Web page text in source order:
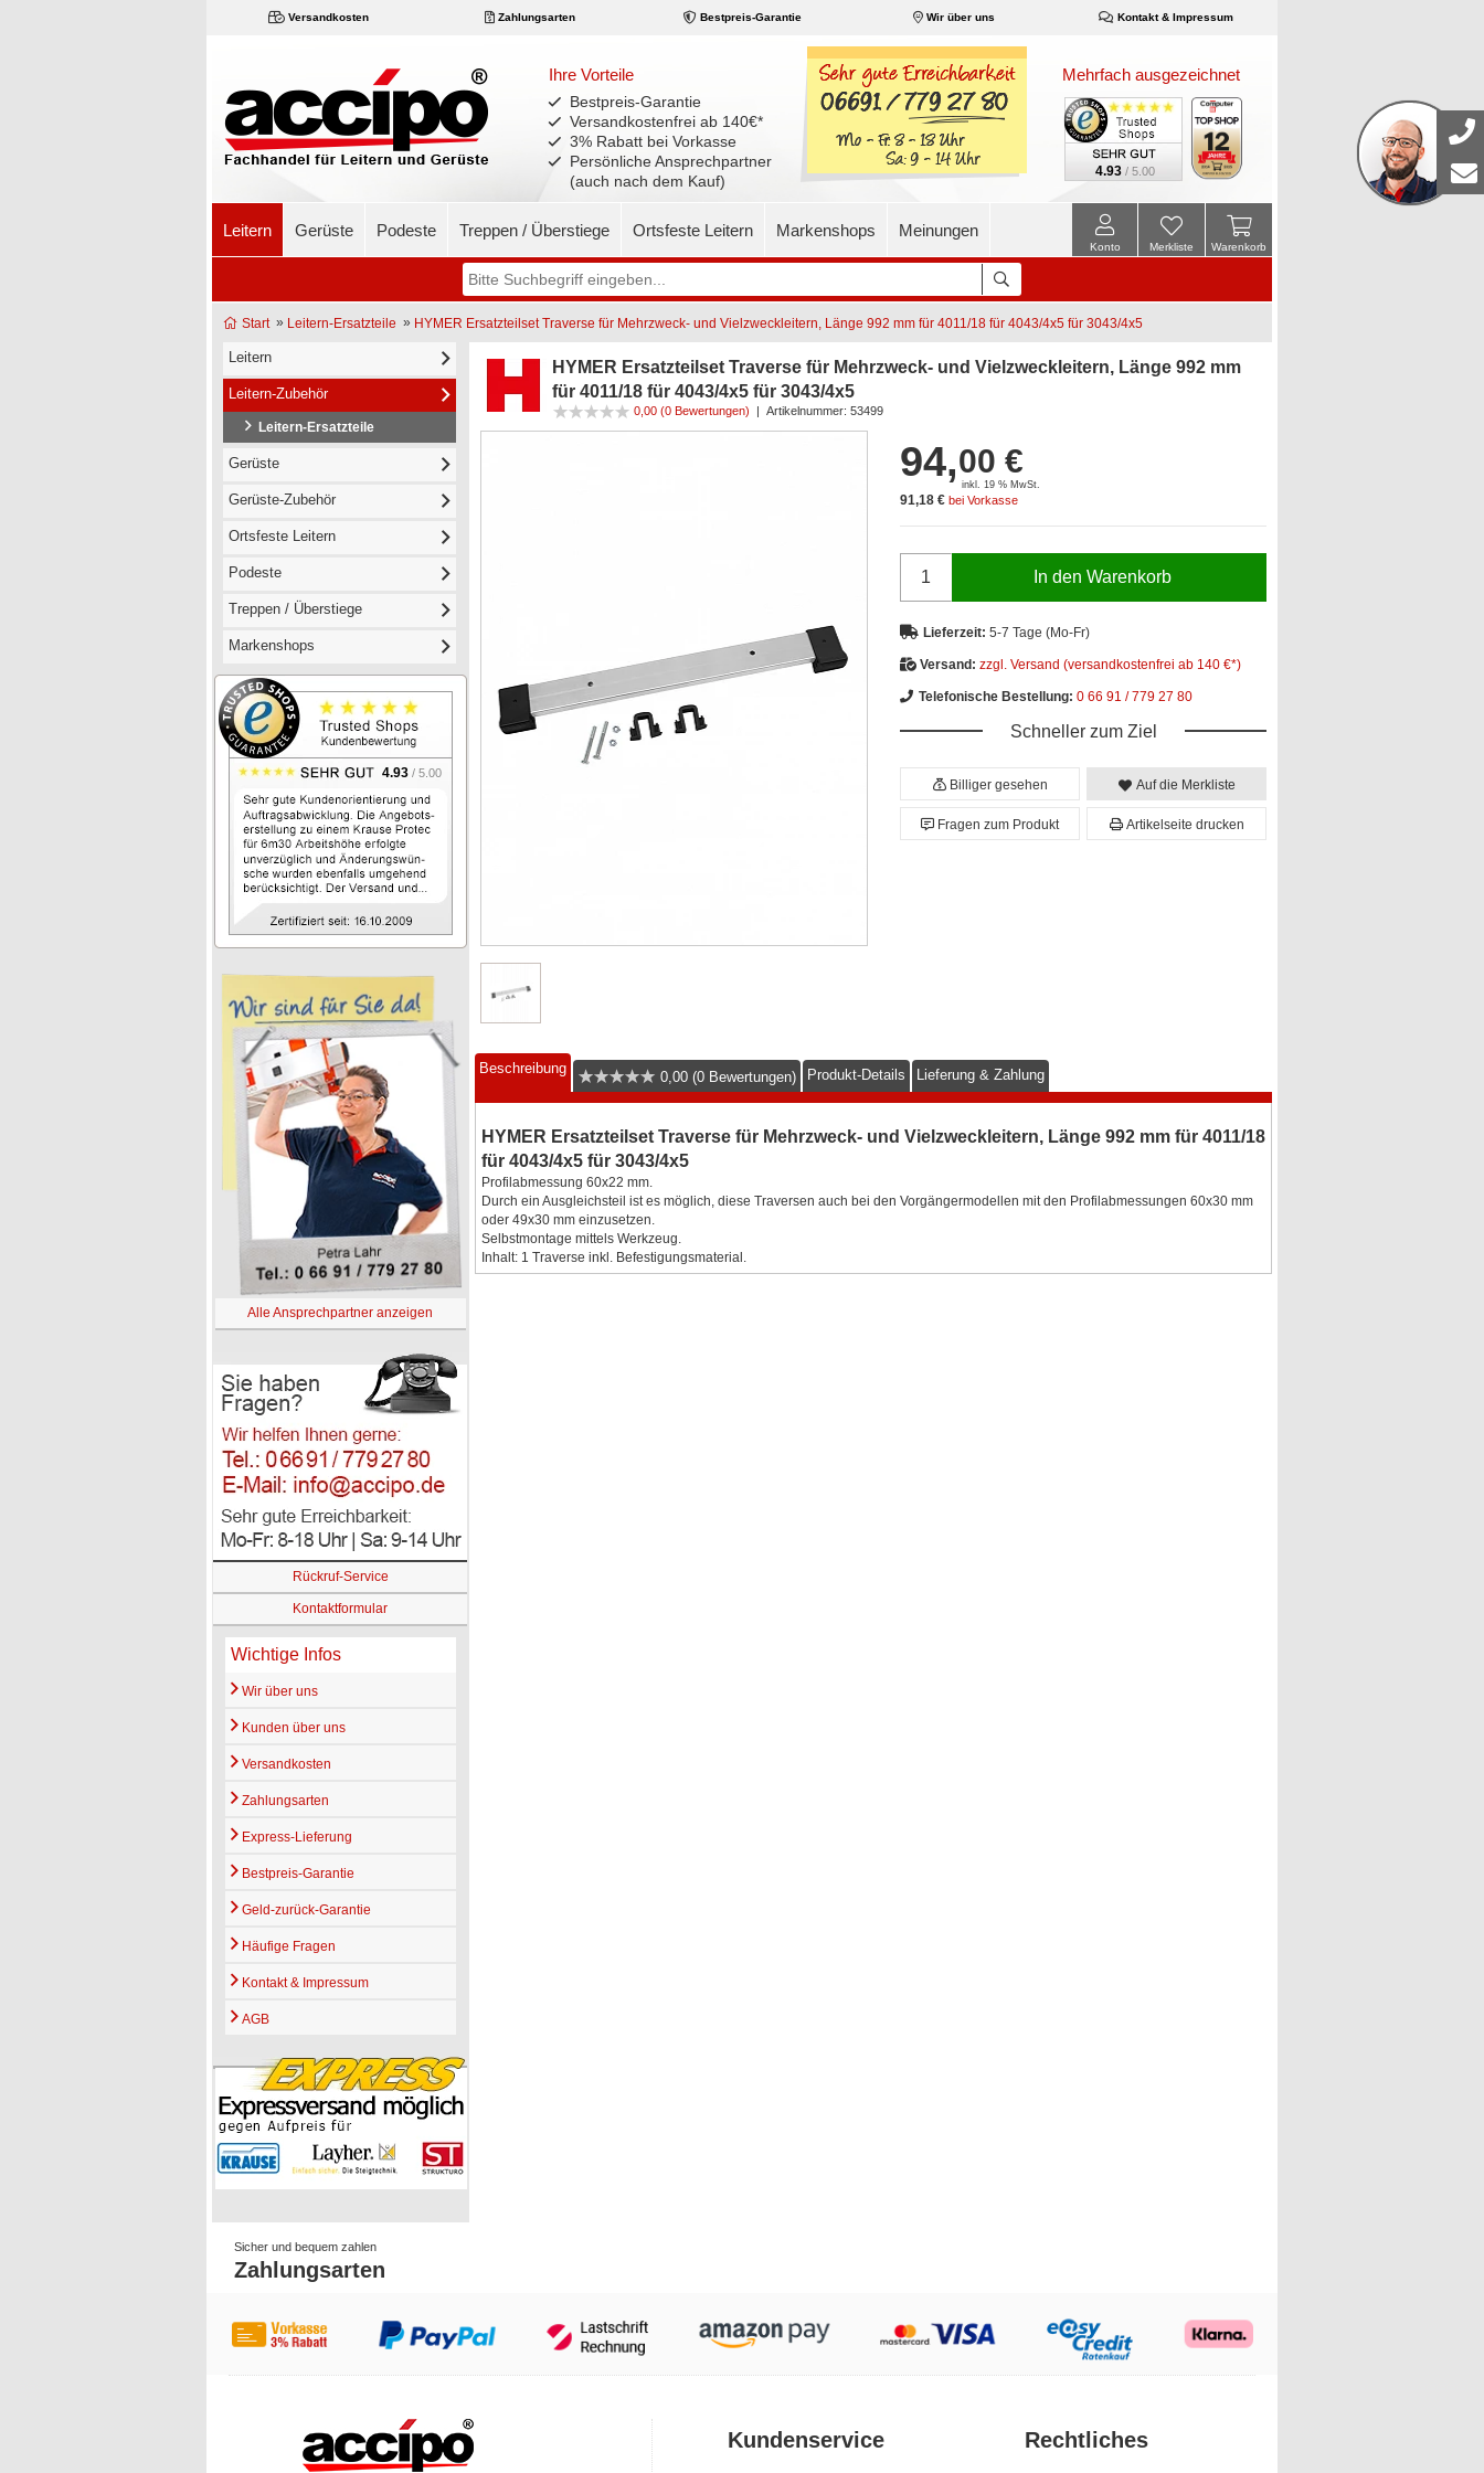
Versandkosten Zahlungsarten Bestpreis-Garantie Wir über uns Kontakt & Impressum
Ihre Vorteile
Bestpreis-Garantie
Versandkostenfrei ab 140€*
3% Rabatt bei Vorkasse
Persönliche Ansprechpartner
(auch nach dem Kauf)
Mehrfach ausgezeichnet
4.93 / 5.00
Leitern Gerüste Podeste Treppen / Überstiege Ortsfeste Leitern Markenshops Meinungen
Warenkorb
Merkliste
Konto
Start» Leitern-Ersatzteile » HYMER Ersatzteilset Traverse für Mehrzweck- und Vielzweckleitern, Länge 992 mm für 4011/18 für 4043/4x5 für 3043/4x5
Leitern
Leitern-Zubehör
Leitern-Ersatzteile
Gerüste
Gerüste-Zubehör
Ortsfeste Leitern
Podeste
Treppen / Überstiege
Markenshops
4.93 / 5.00
Alle Ansprechpartner anzeigen
Rückruf-Service
Kontaktformular
Wichtige Infos
Wir über uns
Kunden über uns
Versandkosten
Zahlungsarten
Express-Lieferung
Bestpreis-Garantie
Geld-zurück-Garantie
Häufige Fragen
Kontakt & Impressum
AGB
HYMER Ersatzteilset Traverse für Mehrzweck- und Vielzweckleitern, Länge 992 mm
für 4011/18 für 4043/4x5 für 3043/4x5
0,00 (0 Bewertungen) | Artikelnummer: 53499
94,00 €
inkl. 19 % MwSt.
91,18 € bei Vorkasse
In den Warenkorb
Lieferzeit: 5-7 Tage (Mo-Fr)
Versand: zzgl. Versand (versandkostenfrei ab 140 €*)
Telefonische Bestellung: 0 66 91 / 779 27 80
Schneller zum Ziel
Billiger gesehen Auf die Merkliste
Fragen zum Produkt Artikelseite drucken
Beschreibung
0,00 (0 Bewertungen) Produkt-Details Lieferung & Zahlung
HYMER Ersatzteilset Traverse für Mehrzweck- und Vielzweckleitern, Länge 992 mm für 4011/18
für 4043/4x5 für 3043/4x5
Profilabmessung 60x22 mm.
Durch ein Ausgleichsteil ist es möglich, diese Traversen auch bei den Vorgängermodellen mit den Profilabmessungen 60x30 mm
oder 49x30 mm einzusetzen.
Selbstmontage mittels Werkzeug.
Inhalt: 1 Traverse inkl. Befestigungsmaterial.
Sicher und bequem zahlen
Zahlungsarten
Kundenservice Rechtliches